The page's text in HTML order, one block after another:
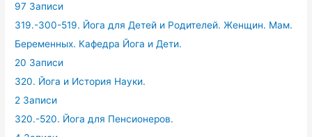
97 Записи
319.-300-519. Йога для Детей и Родителей. Женщин. Мам.
Беременных. Кафедра Йога и Дети.
20 Записи
320. Йога и История Науки.
2 Записи
320.-520. Йога для Пенсионеров.